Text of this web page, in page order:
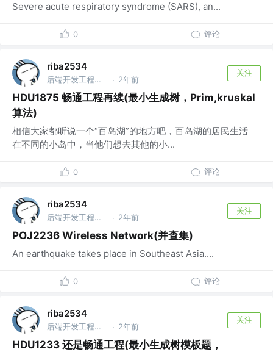
Severe acute respiratory syndrome (SARS), an...
0 评论
riba2534
后端开发工程师 @字节跳动 · 2年前
关注
HDU1875 畅通工程再续(最小生成树，Prim,kruskal
算法)
相信大家都听说一个“百岛湖”的地方吧，百岛湖的居民生活
在不同的小岛中，当他们想去其他的小...
0 评论
riba2534
后端开发工程师 @字节跳动 · 2年前
关注
POJ2236 Wireless Network(并查集)
An earthquake takes place in Southeast Asia....
0 评论
riba2534
后端开发工程师 @字节跳动 · 2年前
关注
HDU1233 还是畅通工程(最小生成树模板题，